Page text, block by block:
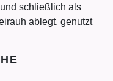
schließlich als
ablegt, genutzt